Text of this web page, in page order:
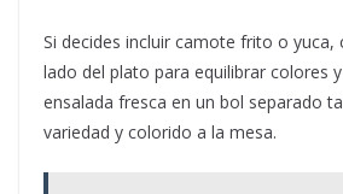
Si decides incluir camote frito o yuca,
lado del plato para equilibrar colores
ensalada fresca en un bol separado
variedad y colorido a la mesa.